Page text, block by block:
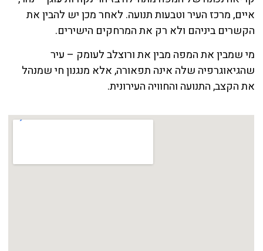
איים, מרכז העיר וטבעות תנועה. לאחר מכן יש להבין את
הקשרים ביניהם ולא רק את המרחקים הישירים.
מי שמבין את המפה מבין את ורוצלב לעומק – עיר
שהגיאוגרפיה שלה אינה תפאורה, אלא מנגנון חי שמנהל
את הקצב, התנועה והחוויה העירונית.